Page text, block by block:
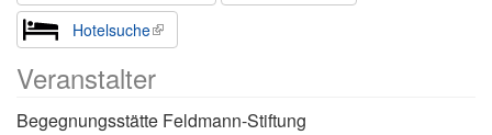
Hotelsuche
Veranstalter
Begegnungsstätte Feldmann-Stiftung